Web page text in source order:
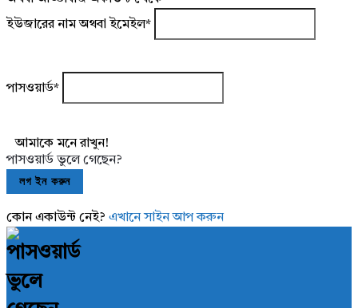
ইউজারের নাম অথবা ইমেইল*
পাসওয়ার্ড*
আমাকে মনে রাখুন!
পাসওয়ার্ড ভুলে গেছেন?
কোন একাউন্ট নেই? এখানে সাইন আপ করুন